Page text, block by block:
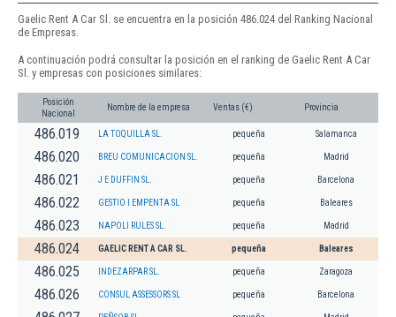
Gaelic Rent A Car Sl. se encuentra en la posición 486.024 del Ranking Nacional
de Empresas.
A continuación podrá consultar la posición en el ranking de Gaelic Rent A Car
Sl. y empresas con posiciones similares:
Posición
Nacional
Nombre de la empresa Ventas (€) Provincia
486.019 LA TOQUILLA SL. pequeña Salamanca
486.020 BREU COMUNICACION SL. pequeña Madrid
486.021 J E DUFFIN SL. pequeña Barcelona
486.022 GESTIO I EMPENTA SL pequeña Baleares
486.023 NAPOLI RULES SL. pequeña Madrid
486.024 GAELIC RENT A CAR SL. pequeña Baleares
486.025 INDEZARPAR SL. pequeña Zaragoza
486.026 CONSUL ASSESSORS SL pequeña Barcelona